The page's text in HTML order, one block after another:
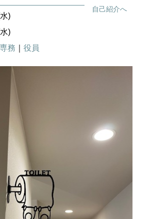
自己紹介へ
)
)
務
役員